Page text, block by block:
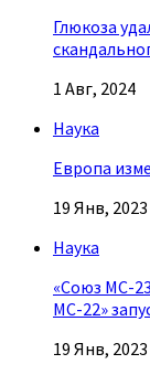
Глюкоза
1 Авг, 2024
Наука
Европа
19 Янв, 2023
Наука
«Союз МС-
МС-22»
19 Янв, 2023